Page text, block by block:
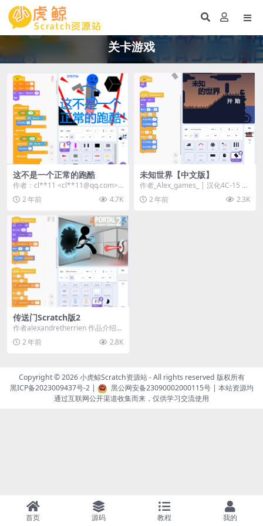
关卡游戏
这不是一个正常的跑酷
作者：cl**11 <cl**11@qq.com>
| 站内用户投稿...
2 年前 4.7K
未知世界【中文版】
作者_Alex_games_ | 汉化4C-15 作
品介绍： 《未知世界 (Un...
2 年前 2.3K
传送门Scratch版2
作者alexandretherrien 作品介绍：
欢迎来到《传送门 Scrat...
2 年前 2.8K
Copyright © 2026小虎鲸Scratch资源站- All rights reserved 版权所有
黑ICP备2023009437号-2| 黑公网安备23090002000115号| 本站资源均
通过互联网公开渠道收集而来，仅供学习交流使用
首页 源码 教程 我的